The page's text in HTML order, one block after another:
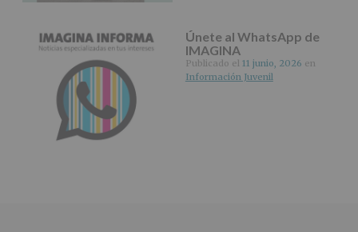
Únete al WhatsApp de
IMAGINA
Publicado el 11 junio, 2026 en
Información Juvenil